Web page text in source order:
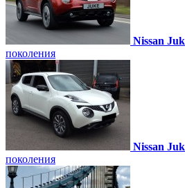
Nissan
поколения
Nissan
поколения